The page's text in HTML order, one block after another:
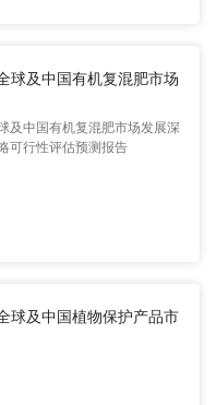
球及中国有机复混肥市场
及中国有机复混肥市场发展深
可行性评估预测报告
球及中国植物保护产品市